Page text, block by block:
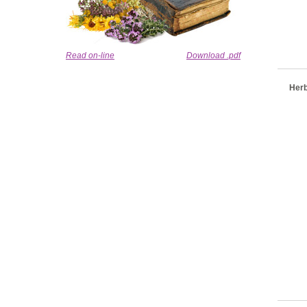
Read on-line Download .pdf